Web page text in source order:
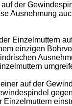
der
Ausnehmung
Einzelmuttern
einzigen
auf der